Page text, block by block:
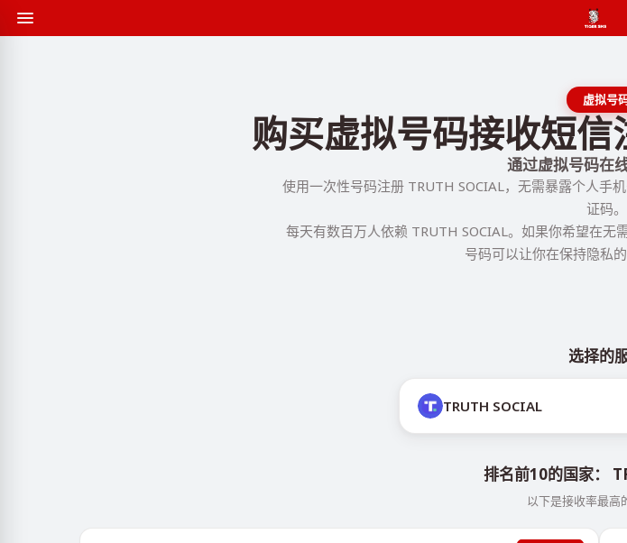
虚拟号
购买虚拟号码接收短
通过虚拟号码在
使用一次性号码注册 TRUTH SOCIAL，无需暴露个人手
证码。
每天有数百万人依赖 TRUTH SOCIAL。如果你希望在
号码可以让你在保持隐私
选择的
TRUTH SOCIAL
排名前10的国家：
以下是接收率最高